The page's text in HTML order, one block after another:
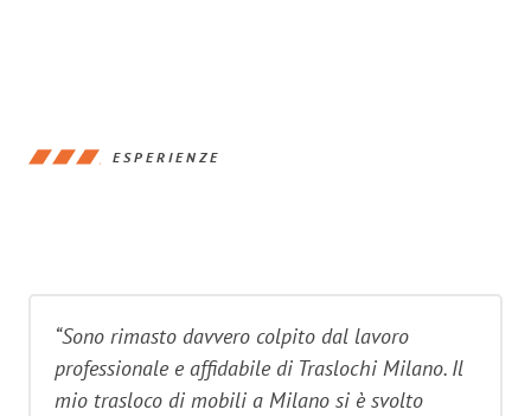
ESPERIENZE
“Sono rimasto davvero colpito dal lavoro
professionale e affidabile di Traslochi Milano. Il
mio trasloco di mobili a Milano si è svolto